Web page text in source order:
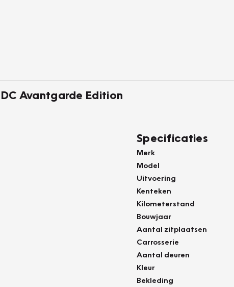
Avantgarde Edition
Specificaties
Merk
Model
Uitvoering
Kenteken
Kilometerstand
Bouwjaar
Aantal zitplaatsen
Carrosserie
Aantal deuren
Kleur
Bekleding